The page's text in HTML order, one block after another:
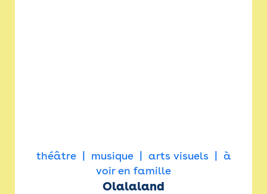
théâtre musique arts visuels
à
voir en famille
Olalaland